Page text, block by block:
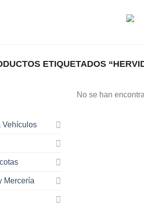
ETIQUETADOS
Vehículos
Mercería
No se han